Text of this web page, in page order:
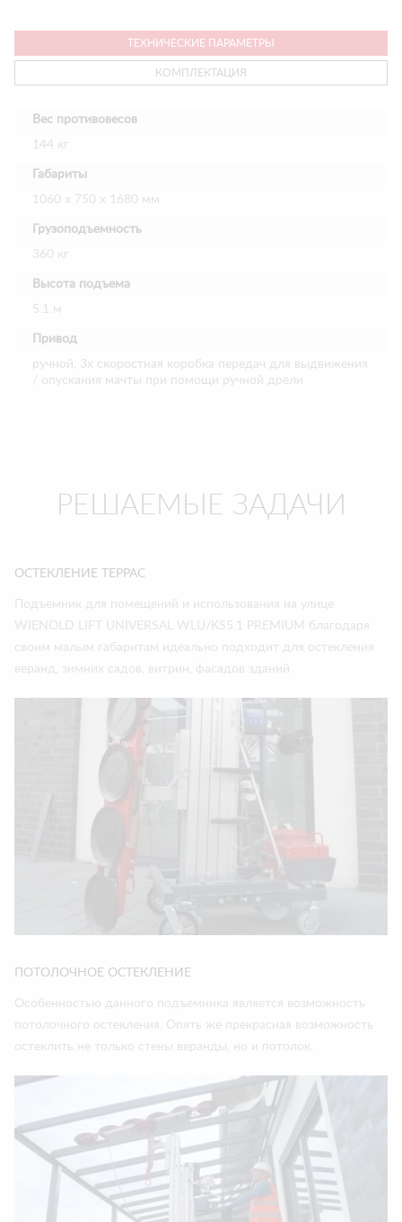
ТЕХНИЧЕСКИЕ ПАРАМЕТРЫ
КОМПЛЕКТАЦИЯ
Вес противовесов
144 кг
Габариты
1060 х 750 х 1680 мм
Грузоподъемность
360 кг
Высота подъема
5.1 м
Привод
ручной, 3х скоростная коробка передач для выдвижения
/ опускания мачты при помощи ручной дрели
РЕШАЕМЫЕ ЗАДАЧИ
ОСТЕКЛЕНИЕ ТЕРРАС
Подъемник для помещений и использования на улице
WIENOLD LIFT UNIVERSAL WLU/KS5.1 PREMIUM благодаря
своим малым габаритам идеально подходит для остекления
веранд, зимних садов, витрин, фасадов зданий
ПОТОЛОЧНОЕ ОСТЕКЛЕНИЕ
Особенностью данного подъемника является возможность
потолочного остекления. Опять же прекрасная возможность
остеклить не только стены веранды, но и потолок.